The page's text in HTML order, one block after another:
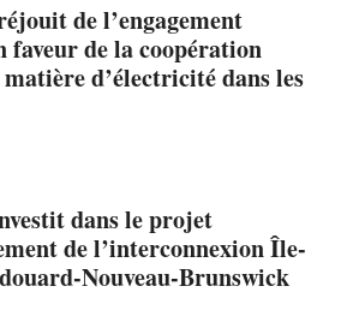
de l’engagement
faveur de la coopération
d’électricité dans les
dans le projet
de l’interconnexion Île-
Nouveau-Brunswick